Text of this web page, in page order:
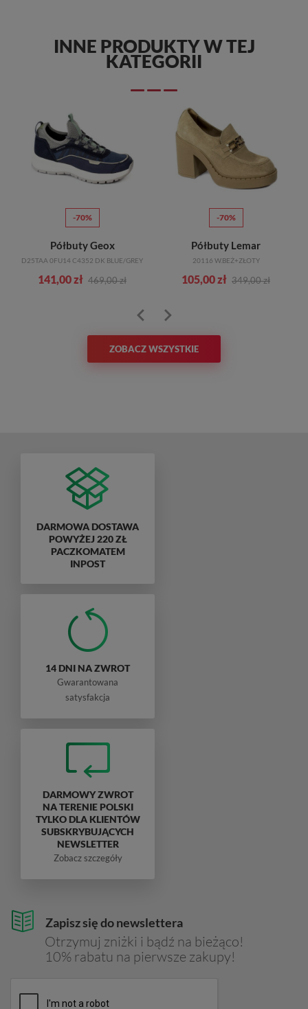
INNE PRODUKTY W TEJ
KATEGORII
-70%
Półbuty Geox
D25TAA 0FU14 C4352 DK BLUE/GREY
141,00 zł 469,00 zł
-70%
Półbuty Lemar
20116 W.BEŻ+ZŁOTY
105,00 zł 349,00 zł
ZOBACZ WSZYSTKIE
Zapisz się do newslettera
Otrzymuj zniżki i bądź na bieżąco!
10% rabatu na pierwsze zakupy!
DARMOWA DOSTAWA
POWYŻEJ 220 ZŁ
PACZKOMATEM
INPOST
14 DNI NA ZWROT
Gwarantowana
satysfakcja
DARMOWY ZWROT
NA TERENIE POLSKI
TYLKO DLA KLIENTÓW
SUBSKRYBUJĄCYCH
NEWSLETTER
Zobacz szczegóły